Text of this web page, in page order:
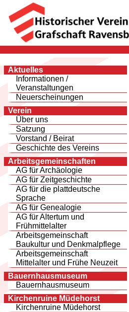
Aktuelles
Informationen /
Veranstaltungen
Neuerscheinungen
Verein
Über uns
Satzung
Vorstand / Beirat
Geschichte des Vereins
Arbeitsgemeinschaften
AG für Archäologie
AG für Zeitgeschichte
AG für die plattdeutsche
Sprache
AG für Genealogie
AG für Altertum und
Frühmittelalter
Arbeitsgemeinschaft
Baukultur und Denkmalpflege
Arbeitsgemeinschaft
Mittelalter und Frühe Neuzeit
Bauernhausmuseum
Bauernhausmuseum
Kirchenruine Müdehorst
Kirchenruine Müdehorst